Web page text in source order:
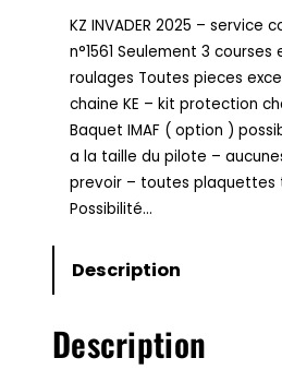
KZ INVADER 2025 – service
n°1561 Seulement 3 courses
roulages Toutes pieces
chaine KE – kit protection
Baquet IMAF ( option )
a la taille du pilote –
prevoir – toutes plaquettes
Possibilité…
Description
Description